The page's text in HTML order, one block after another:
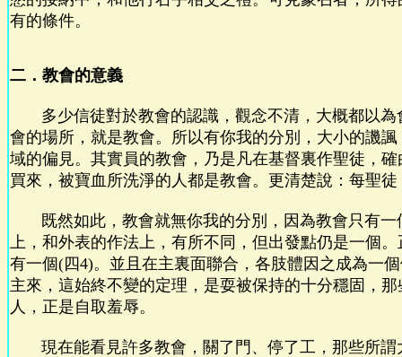
有的條件。
二．教會的意義
多少信徒對於教會的認識，觀念不清，大概都以為
會的場所，就是教會。所以有你我的分別，大小的譏
域的偏見。其實員的教會，乃是凡在基督裏作聖徒，
買來，被寶血所洗淨的人都是教會。更清楚說：每聖
既然如此，教會就無你我的分別，因為教會只有一
上，和外表的作法上，有所不同，但出發點仍是一個
有一個(四4)。並且在主裏面聯合，各肢體因之成為一
主來，這始終不變的定理，是耍被保持的十分穩固，
人，正是自取羞辱。
現在能看見許多教會，關了門、停了工，那些所謂